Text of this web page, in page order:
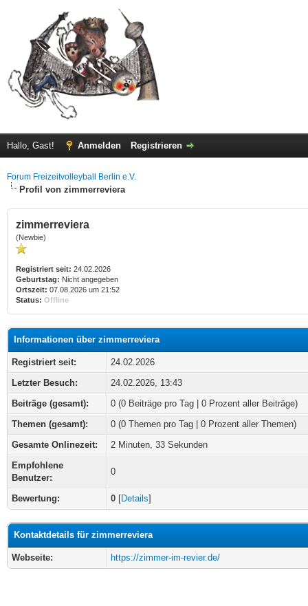
Hallo, Gast! Anmelden Registrieren
Forum Freizeitvolleyball Berlin e.V.
Profil von zimmerreviera
zimmerreviera
(Newbie)
Registriert seit: 24.02.2026
Geburtstag: Nicht angegeben
Ortszeit: 07.08.2026 um 21:52
Status: Offline
Informationen über zimmerreviera
Registriert seit:
24.02.2026
Letzter Besuch:
24.02.2026, 13:43
Beiträge (gesamt):
0 (0 Beiträge pro Tag | 0 Prozent aller Beiträge)
Themen (gesamt):
0 (0 Themen pro Tag | 0 Prozent aller Themen)
Gesamte Onlinezeit:
2 Minuten, 33 Sekunden
Empfohlene
Benutzer:
0
Bewertung: 0 [Details]
Kontaktdetails für zimmerreviera
Webseite: https://zimmer-im-revier.de/